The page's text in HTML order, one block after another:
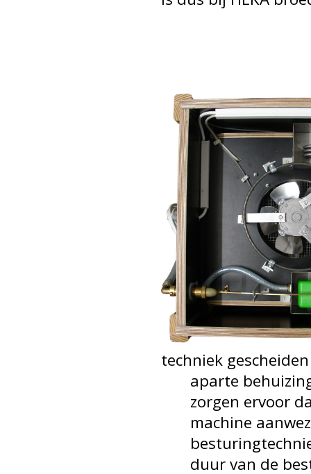
techniek
aparte behuizing
zorgen ervoor
machine
duur van de